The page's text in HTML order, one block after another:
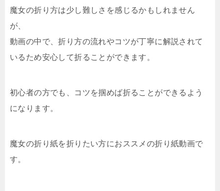
魔女の折り方は少し難しさを感じるかもしれません
が、
動画の中で、折り方の流れやコツが丁寧に解説されて
いるため安心して折ることができます。
初心者の方でも、コツを掴めば折ることができるよう
になります。
魔女の折り紙を折りたい方におススメの折り紙動画で
す。